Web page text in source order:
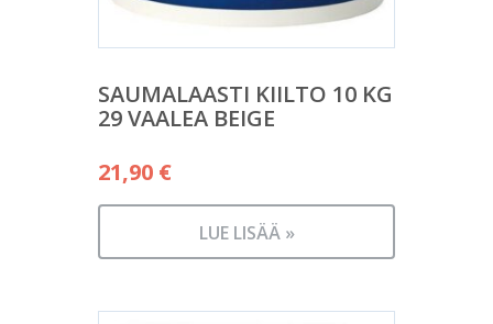
SAUMALAASTI KIILTO 10 KG
29 VAALEA BEIGE
21,90 €
LUE LISÄÄ »